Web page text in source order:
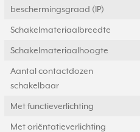
beschermingsgraad (IP)
Schakelmateriaalbreedte
Schakelmateriaalhoogte
Aantal contactdozen
schakelbaar
Met functieverlichting
Met oriëntatieverlichting